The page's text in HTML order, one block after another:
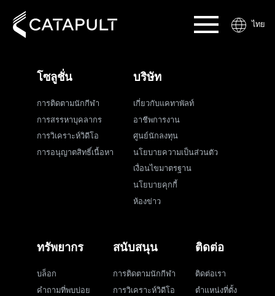
ไทย
โซลูชั่น
การติดตามนักกีฬา
การสรรหาบุคลากร
การวิเคราะห์วิดีโอ
การอนุญาตสิทธิ์เนื้อหา
บริษัท
เกี่ยวกับแคทาพัลท์
อาชีพการงาน
ศูนย์นักลงทุน
นโยบายความเป็นส่วนตัว
เงื่อนไขมาตรฐาน
นโยบายคุกกี้
ห้องข่าว
ทรัพยากร
บล็อก
คำถามที่พบบ่อย
สนับสนุน
การติดตามนักกีฬา
การวิเคราะห์วิดีโอ
ติดต่อ
ติดต่อเรา
ตำแหน่งที่ตั้ง